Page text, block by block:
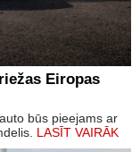
Eiropas
būs pieejams ar
LASĪT VAIRĀK